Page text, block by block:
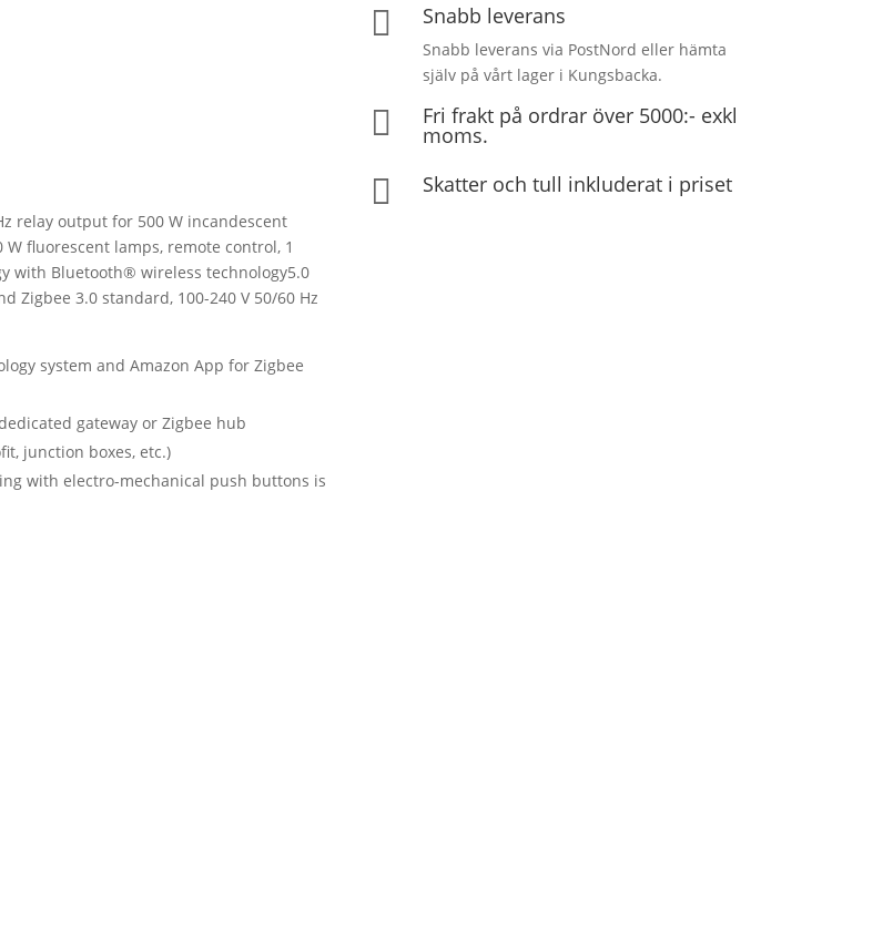
relay output for 500 W incandescent
W fluorescent lamps, remote control, 1
with Bluetooth® wireless technology5.0
Zigbee 3.0 standard, 100-240 V 50/60 Hz
system and Amazon App for Zigbee
gateway or Zigbee hub
junction boxes, etc.)
with electro-mechanical push buttons is
 Snabb leverans
Snabb leverans via PostNord eller hämta
själv på vårt lager i Kungsbacka.
 Fri frakt på ordrar över 5000:- exkl
moms.
 Skatter och tull inkluderat i priset